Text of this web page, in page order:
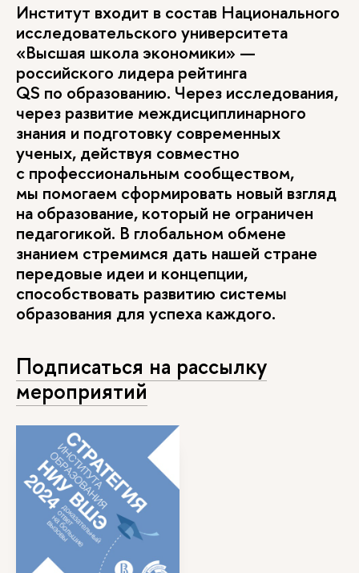
Институт входит в состав Национального
исследовательского университета
«Высшая школа экономики» —
российского лидера рейтинга
QS по образованию. Через исследования,
через развитие междисциплинарного
знания и подготовку современных
ученых, действуя совместно
с профессиональным сообществом,
мы помогаем сформировать новый взгляд
на образование, который не ограничен
педагогикой. В глобальном обмене
знанием стремимся дать нашей стране
передовые идеи и концепции,
способствовать развитию системы
образования для успеха каждого.
Подписаться на рассылку
мероприятий